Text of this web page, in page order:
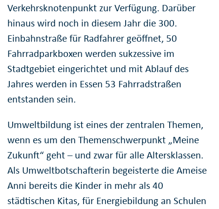
Verkehrsknotenpunkt zur Verfügung. Darüber
hinaus wird noch in diesem Jahr die 300.
Einbahnstraße für Radfahrer geöffnet, 50
Fahrradparkboxen werden sukzessive im
Stadtgebiet eingerichtet und mit Ablauf des
Jahres werden in Essen 53 Fahrradstraßen
entstanden sein.
Umweltbildung ist eines der zentralen Themen,
wenn es um den Themenschwerpunkt „Meine
Zukunft“ geht – und zwar für alle Altersklassen.
Als Umweltbotschafterin begeisterte die Ameise
Anni bereits die Kinder in mehr als 40
städtischen Kitas, für Energiebildung an Schulen